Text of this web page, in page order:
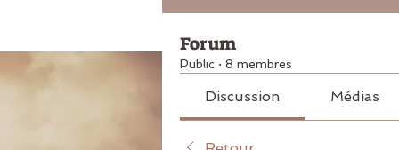
Forum
Public · 8 membres
Discussion Médias